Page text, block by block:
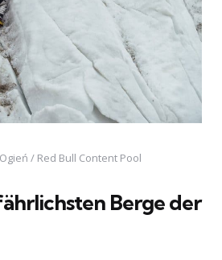
/ Red Bull Content Pool
Berge der